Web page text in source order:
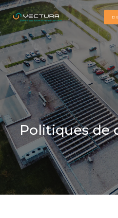
Politiques de